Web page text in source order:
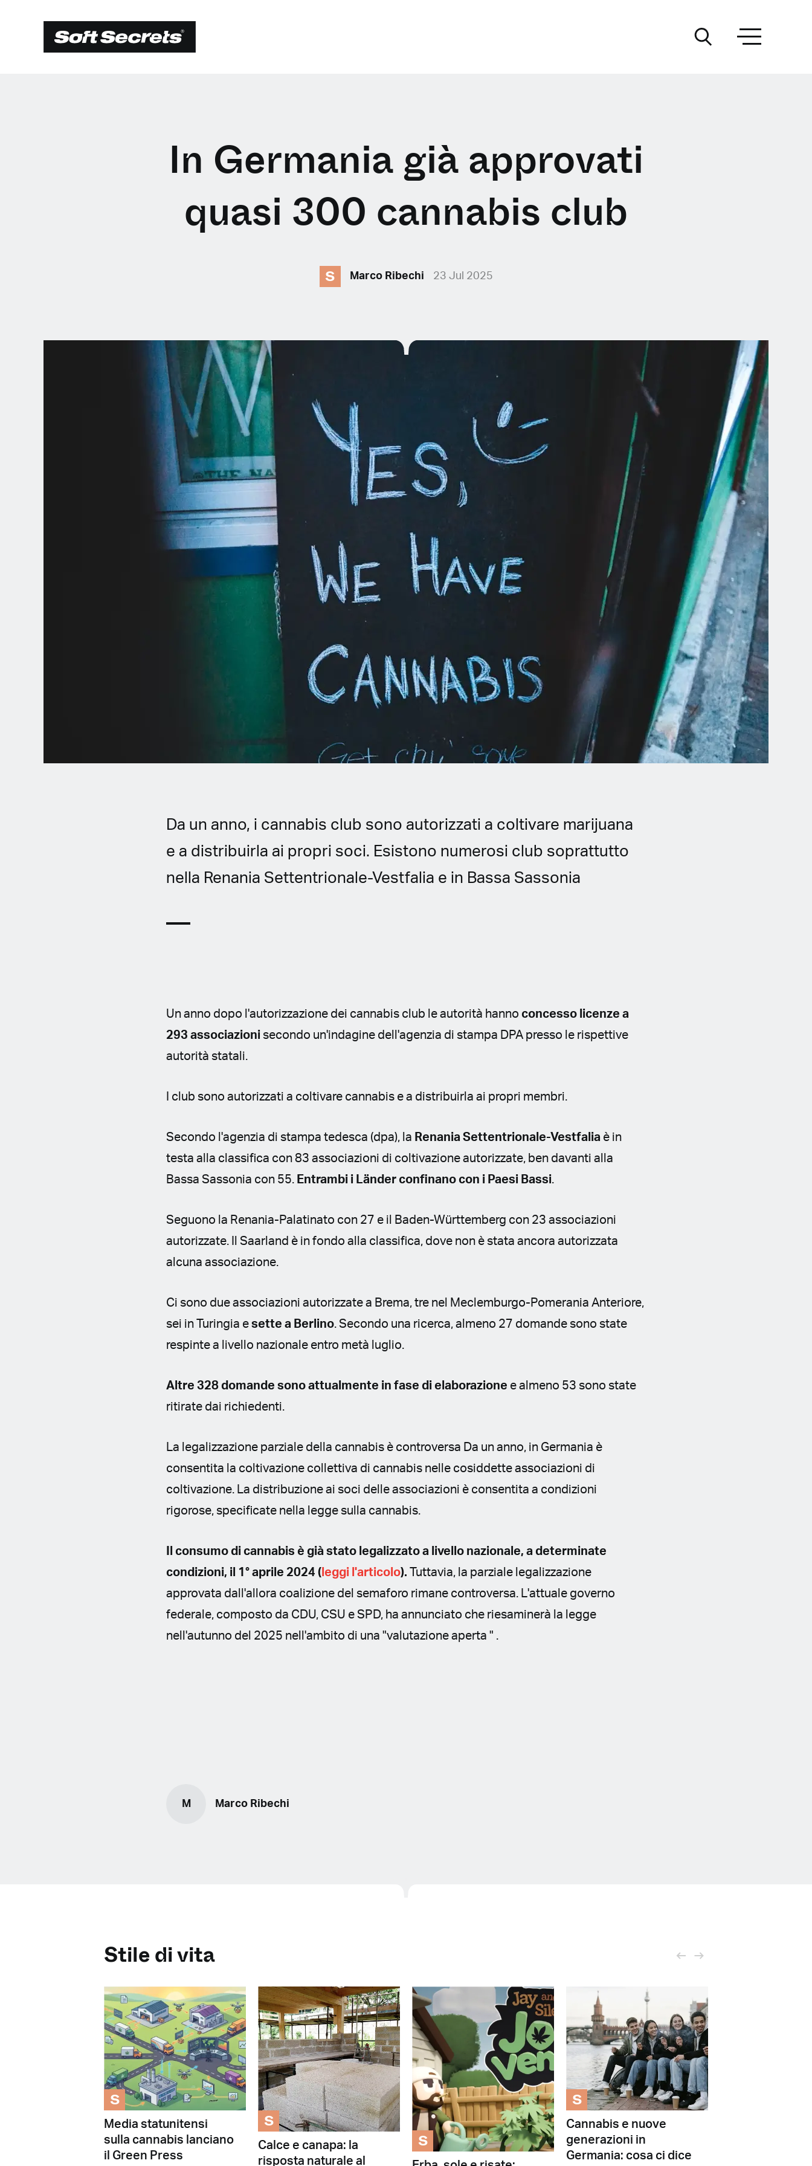
SCEGLI LA
TUA POSIZIONE
English (United Kingdom)
English (United States)
In Germania già approvati
quasi 300 cannabis club
S Marco Ribechi 23 Jul 2025
Da un anno, i cannabis club sono autorizzati a coltivare marijuana
e a distribuirla ai propri soci. Esistono numerosi club soprattutto
nella Renania Settentrionale-Vestfalia e in Bassa Sassonia
Un anno dopo l'autorizzazione dei cannabis club le autorità hanno concesso licenze a
293 associazioni secondo un'indagine dell'agenzia di stampa DPA presso le rispettive
autorità statali.
I club sono autorizzati a coltivare cannabis e a distribuirla ai propri membri.
Secondo l'agenzia di stampa tedesca (dpa), la Renania Settentrionale-Vestfalia è in
testa alla classifica con 83 associazioni di coltivazione autorizzate, ben davanti alla
Bassa Sassonia con 55. Entrambi i Länder confinano con i Paesi Bassi.
Seguono la Renania-Palatinato con 27 e il Baden-Württemberg con 23 associazioni
autorizzate. Il Saarland è in fondo alla classifica, dove non è stata ancora autorizzata
alcuna associazione.
Ci sono due associazioni autorizzate a Brema, tre nel Meclemburgo-Pomerania Anteriore,
sei in Turingia esette a Berlino. Secondo una ricerca, almeno 27 domande sono state
respinte a livello nazionale entro metà luglio.
Altre 328 domande sono attualmente in fase di elaborazione e almeno 53 sono state
ritirate dai richiedenti.
La legalizzazione parziale della cannabis è controversa Da un anno, in Germania è
consentita la coltivazione collettiva di cannabis nelle cosiddette associazioni di
coltivazione. La distribuzione ai soci delle associazioni è consentita a condizioni
rigorose, specificate nella legge sulla cannabis.
Il consumo di cannabis è già stato legalizzato a livello nazionale, a determinate
condizioni, il 1° aprile 2024 ( leggi l'articolo). Tuttavia, la parziale legalizzazione
approvata dall'allora coalizione del semaforo rimane controversa. L'attuale governo
federale, composto da CDU, CSU e SPD, ha annunciato che riesaminerà la legge
nell'autunno del 2025 nell'ambito di una "valutazione aperta " .
M Marco Ribechi
Stile di vita
S
Media statunitensi
sulla cannabis lanciano
il Green Press
S
Calce e canapa: la
risposta naturale al
S
S
Cannabis e nuove
generazioni in
Germania: cosa ci dice